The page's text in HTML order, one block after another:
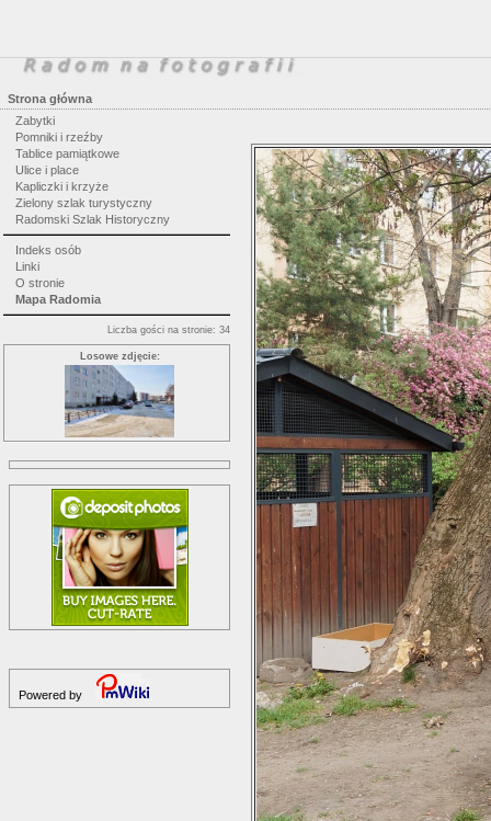
Strona główna
Zabytki
Pomniki i rzeźby
Tablice pamiątkowe
Ulice i place
Kapliczki i krzyże
Zielony szlak turystyczny
Radomski Szlak Historyczny
Indeks osób
Linki
O stronie
Mapa Radomia
Liczba gości na stronie: 34
Losowe zdjęcie:
Powered by